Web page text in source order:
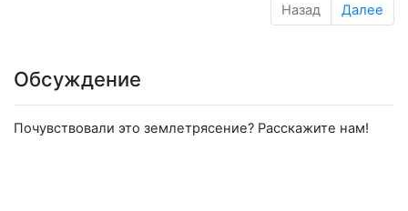
Назад Далее
Обсуждение
Почувствовали это землетрясение? Расскажите нам!